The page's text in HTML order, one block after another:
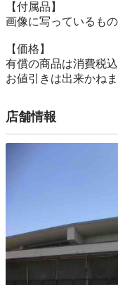
【付属品】
画像に写っているも
【価格】
有償の商品は消費税
お値引きは出来かね
店舗情報